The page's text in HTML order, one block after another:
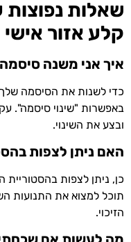
שאלות נפוצות
קלע אזור אישי
איך אני משנה
כדי לשנות את הסיסמה
באפשרות "שינוי סיסמה".
ובצע את השינוי.
האם ניתן לצפות
כן, ניתן לצפות בהסטוריית
תוכל למצוא את התנועות
הזיכוי.